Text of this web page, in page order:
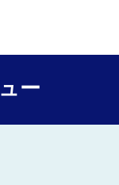
ー